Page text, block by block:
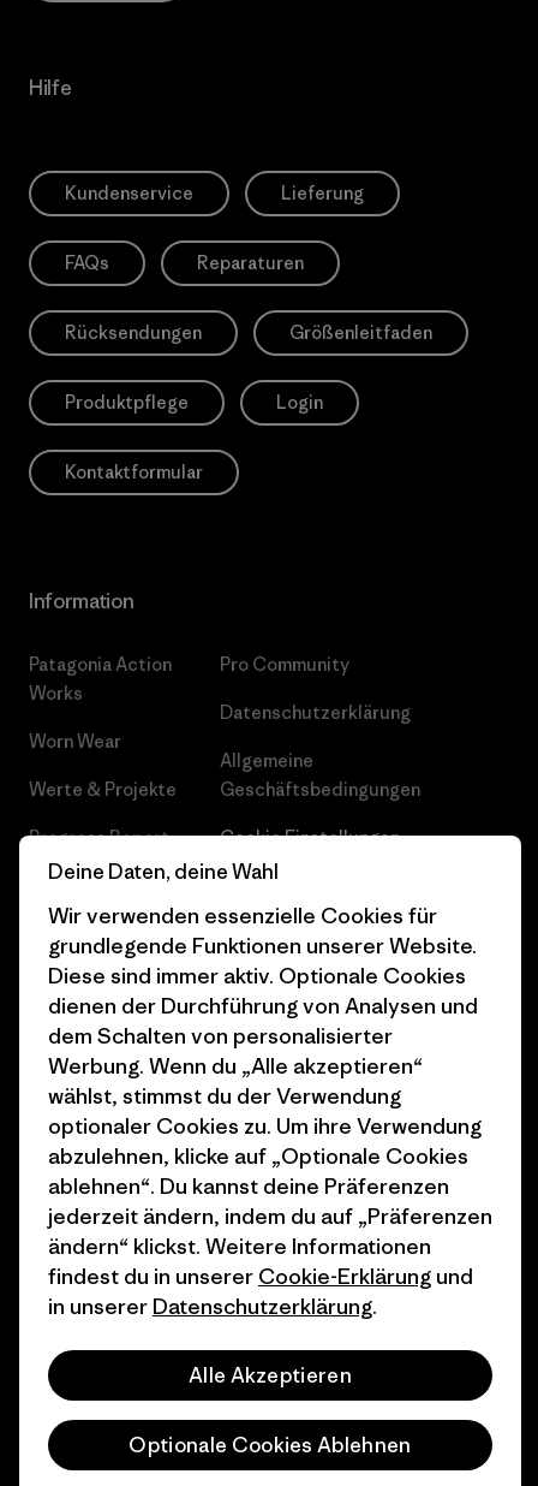
Hilfe
Kundenservice Lieferung
FAQs Reparaturen
Rücksendungen Größenleitfaden
Produktpflege Login
Kontaktformular
Information
Patagonia Action
Works
Worn Wear
Werte & Projekte
Progress Report
Business Unusual
Klimaziele
1% For The Planet
Wie wir finanzieren
Geschenkgutscheine
Stores in deiner
Nähe
Pro Community
Datenschutzerklärung
Allgemeine
Geschäftsbedingungen
Cookie Einstellungen
Karriere
Pressekontakt
Industry program
Affiliate-Programm
Patagonia Deutschland
Seitenverzeichnis
© 2026 Patagonia, Inc. All Rights Reserved.
Deine Daten, deine Wahl
Wir verwenden essenzielle Cookies für
grundlegende Funktionen unserer Website.
Diese sind immer aktiv. Optionale Cookies
dienen der Durchführung von Analysen und
dem Schalten von personalisierter
Werbung. Wenn du „Alle akzeptieren“
wählst, stimmst du der Verwendung
optionaler Cookies zu. Um ihre Verwendung
abzulehnen, klicke auf „Optionale Cookies
ablehnen“. Du kannst deine Präferenzen
jederzeit ändern, indem du auf „Präferenzen
ändern“ klickst. Weitere Informationen
findest du in unserer Cookie-Erklärung und
in unserer Datenschutzerklärung.
Alle Akzeptieren
Optionale Cookies Ablehnen